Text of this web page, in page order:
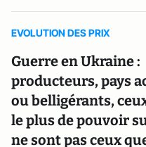
EVOLUTION DES PRIX
Guerre en Ukraine :
producteurs, pays
ou belligérants,
le plus de pouvoir
ne sont pas ceux